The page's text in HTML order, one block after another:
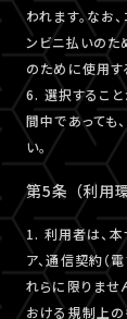
われます。なお
ンビニ払いのた
のために使用す
6. 選択するこ
間中であっても
い。
第5条 （利用
1. 利用者は、本
ア、通信契約（
れらに限りませ
おける規制上の